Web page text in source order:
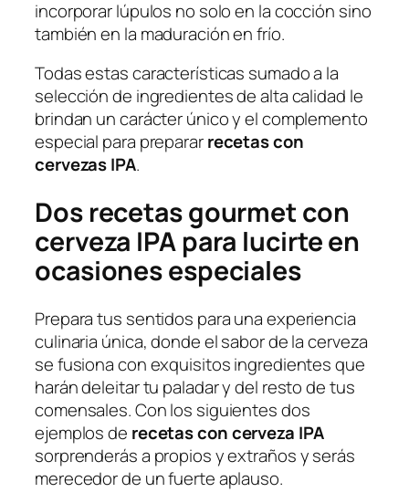
incorporar lúpulos no solo en la cocción sino
también en la maduración en frío.
Todas estas características sumado a la
selección de ingredientes de alta calidad le
brindan un carácter único y el complemento
especial para prepararrecetas con
cervezas IPA.
Dos recetas gourmet con
cerveza IPA para lucirte en
ocasiones especiales
Prepara tus sentidos para una experiencia
culinaria única, donde el sabor de la cerveza
se fusiona con exquisitos ingredientes que
harán deleitar tu paladar y del resto de tus
comensales. Con los siguientes dos
ejemplos de recetas con cerveza IPA
sorprenderás a propios y extraños y serás
merecedor de un fuerte aplauso.